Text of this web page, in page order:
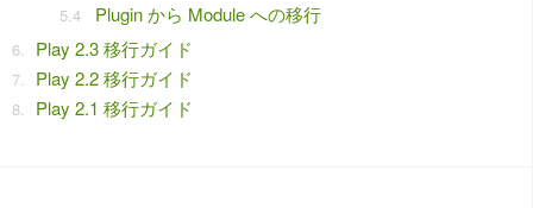
Plugin から Module への移行
Play 2.3 移行ガイド
Play 2.2 移行ガイド
Play 2.1 移行ガイド